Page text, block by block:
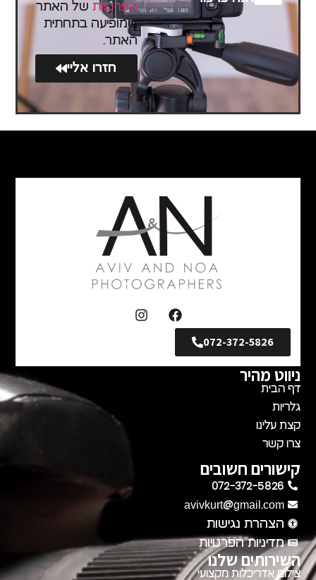
הפרטיות של האתר
שמופיעה בתחתית
האתר.
חזרו אליי
השירותים שלנו
צילום אדריכלות מקצועי
ניווט מהיר
דף הבית
גלריות
קצת עלינו
צרו קשר
קישורים חשובים
072-372-5826
avivkurt@gmail.com
הצהרת נגישות
מדיניות הפרטיות
072-372-5826